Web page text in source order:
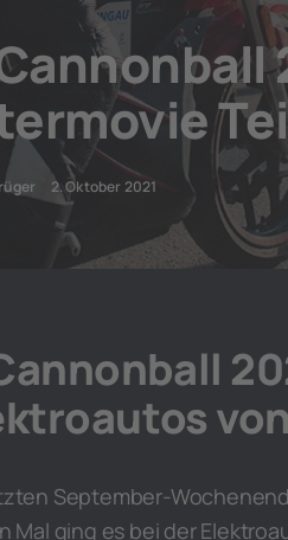
2. Oktober 2021
September-
Mal ging es bei der